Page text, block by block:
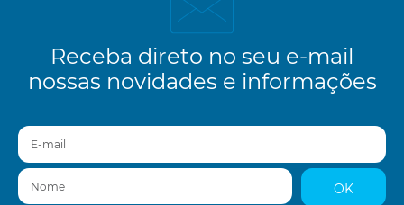
Receba direto no seu e-mail
nossas novidades e informações
E-mail
Nome
OK